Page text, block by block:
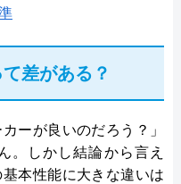
差がある？
ーが良いのだろう？」
。しかし結論から言え
本性能に大きな違いは